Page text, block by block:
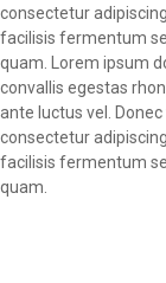
consectetur
facilisis fermentum
quam. Lorem ipsum
convallis egestas
ante luctus vel.
consectetur
facilisis fermentum
quam.